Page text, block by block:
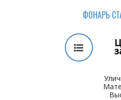
ФОНАРЬ